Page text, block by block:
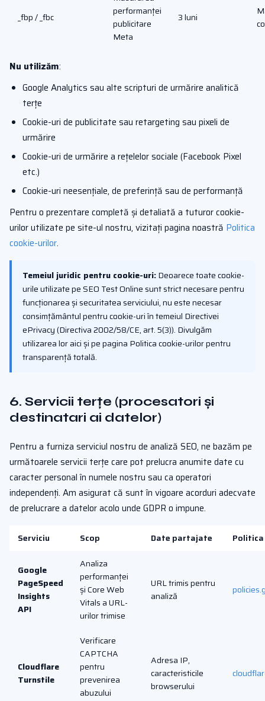
_fbp / _fbc
performanței
publicitare
Meta
3 luni
Nu utilizăm:
Google Analytics sau alte scripturi de urmărire analitică
terțe
Cookie-uri de publicitate sau retargeting sau pixeli de
urmărire
Cookie-uri de urmărire a rețelelor sociale (Facebook Pixel
etc.)
Cookie-uri neesențiale, de preferință sau de performanță
Pentru o prezentare completă și detaliată a tuturor cookie-
urilor utilizate pe site-ul nostru, vizitați pagina noastră Politica
cookie-urilor.
Temeiul juridic pentru cookie-uri:Deoarece toate cookie-
urile utilizate pe SEO Test Online sunt strict necesare pentru
funcționarea și securitatea serviciului, nu este necesar
consimțământul pentru cookie-uri în temeiul Directivei
ePrivacy (Directiva 2002/58/CE, art. 5(3)). Divulgăm
utilizarea lor aici și pe pagina Politica cookie-urilor pentru
transparență totală.
6. Servicii terțe (procesatori și
destinatari ai datelor)
Pentru a furniza serviciul nostru de analiză SEO, ne bazăm pe
următoarele servicii terțe care pot prelucra anumite date cu
caracter personal în numele nostru sau ca operatori
independenți. Am asigurat că sunt în vigoare acorduri adecvate
de prelucrare a datelor acolo unde GDPR o impune.
Serviciu Scop Date partajate
Google
PageSpeed
Insights
API
Analiza
performanței
și Core Web
Vitals a URL-
urilor trimise
URL trimis pentru
analiză
Cloudflare
Turnstile
Verificare
CAPTCHA
pentru
prevenirea
abuzului
Adresa IP,
caracteristicile
browserului